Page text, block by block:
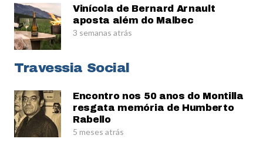
Vinícola de Bernard Arnault
aposta além do Malbec
3 semanas atrás
Travessia Social
Encontro nos 50 anos do Montilla
resgata memória de Humberto
Rabello
5 meses atrás